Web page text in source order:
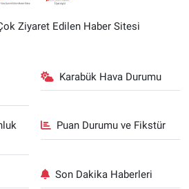
Ziyaret Edilen Haber Sitesi
Karabük Hava Durumu
Puan Durumu ve Fikstür
Son Dakika Haberleri